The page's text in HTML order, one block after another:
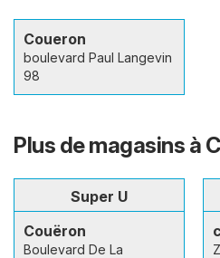
Coueron
boulevard Paul Langevin
98
Plus de magasins à
Super U
Couëron
Boulevard De La